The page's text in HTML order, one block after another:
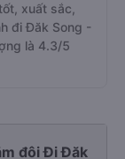
xuất sắc,
đi Đăk Song -
là 4.3/5
đôi Đi Đăk